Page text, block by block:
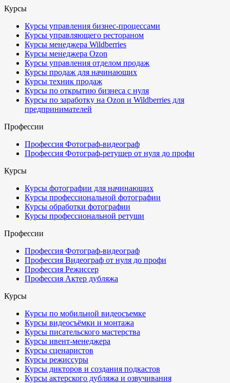
Курсы
Курсы управления бизнес-процессами
Курсы управляющего рестораном
Курсы менеджера Wildberries
Курсы менеджера Ozon
Курсы управления отделом продаж
Курсы продаж для начинающих
Курсы техник продаж
Курсы по открытию бизнеса с нуля
Курсы по заработку на Ozon и Wildberries для
предпринимателей
Профессии
Профессия Фотограф-видеограф
Профессия Фотограф-ретушер от нуля до профи
Курсы
Курсы фотографии для начинающих
Курсы профессиональной фотографии
Курсы обработки фотографии
Курсы профессиональной ретуши
Профессии
Профессия Фотограф-видеограф
Профессия Видеограф от нуля до профи
Профессия Режиссер
Профессия Актер дубляжа
Курсы
Курсы по мобильной видеосъемке
Курсы видеосъёмки и монтажа
Курсы писательского мастерства
Курсы ивент-менеджера
Курсы сценаристов
Курсы режиссуры
Курсы дикторов и создания подкастов
Курсы актерского дубляжа и озвучивания